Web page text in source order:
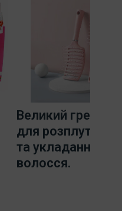
Великий
для
та укладання
волосся.